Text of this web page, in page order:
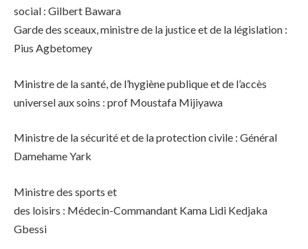
social : Gilbert Bawara
Garde des sceaux, ministre de la justice et de la législation :
Pius Agbetomey
Ministre de la santé, de l’hygiène publique et de l’accès
universel aux soins : prof Moustafa Mijiyawa
Ministre de la sécurité et de la protection civile : Général
Damehame Yark
Ministre des sports et
des loisirs : Médecin-Commandant Kama Lidi Kedjaka
Gbessi